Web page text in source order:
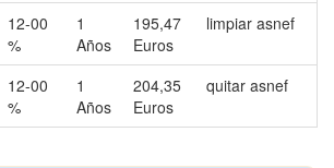
12-00
%
1
Años
195,47
Euros
limpiar asnef
12-00
%
1
Años
204,35
Euros
quitar asnef